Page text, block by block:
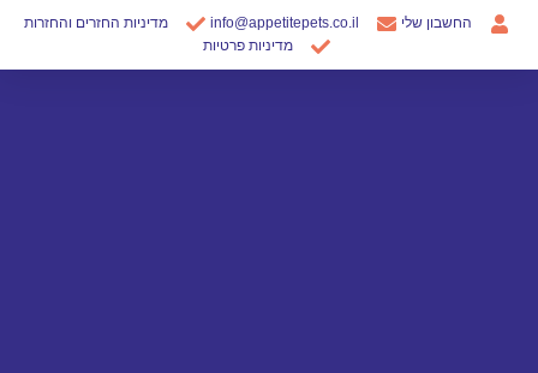
דילוג
החשבון שלי info@appetitepets.co.il
מדיניות החזרים והחזרות
מדיניות פרטיות